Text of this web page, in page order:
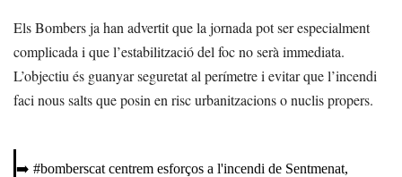
Els Bombers ja han advertit que la jornada pot ser especialment
complicada i que l’estabilització del foc no serà immediata.
L’objectiu és guanyar seguretat al perímetre i evitar que l’incendi
faci nous salts que posin en risc urbanitzacions o nuclis propers.
➡️ #bomberscat centrem esforços a l'incendi de Sentmenat,